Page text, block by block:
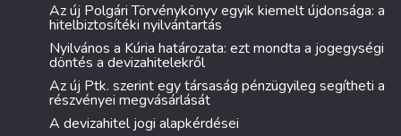
Az új Polgári Törvénykönyv egyik kiemelt újdonsága: a
hitelbiztosítéki nyilvántartás
Nyilvános a Kúria határozata: ezt mondta a jogegységi
döntés a devizahitelekről
Az új Ptk. szerint egy társaság pénzügyileg segítheti a
részvényei megvásárlását
A devizahitel jogi alapkérdései